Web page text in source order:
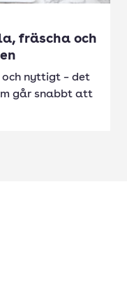
fräscha och
nyttigt – det
går snabbt att